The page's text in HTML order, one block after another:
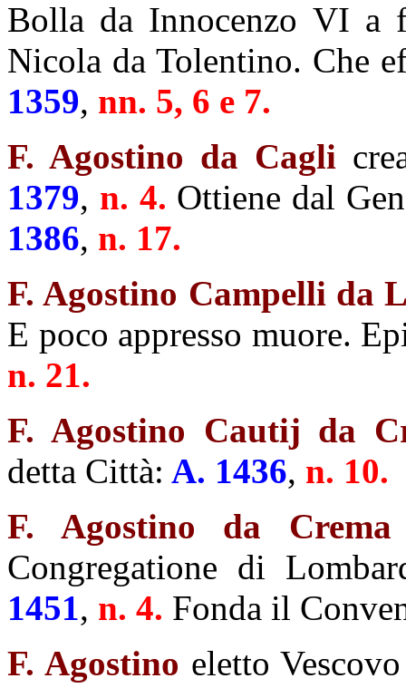
Bolla da Innocenzo VI a
Nicola da Tolentino. Che
1359, nn. 5, 6 e 7.
F. Agostino da Cagli
1379, n. 4. Ottiene dal
1386, n. 17.
F. Agostino Campelli da
E poco appresso muore.
n. 21.
F. Agostino Cautij da
detta Città: A. 1436, n. 10.
F. Agostino da Crema
Congregatione di
1451, n. 4. Fonda il
F. Agostino eletto